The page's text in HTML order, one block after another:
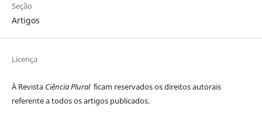
Seção
Artigos
Licença
À Revista Ciência Plural ficam reservados os direitos autorais
referente a todos os artigos publicados.